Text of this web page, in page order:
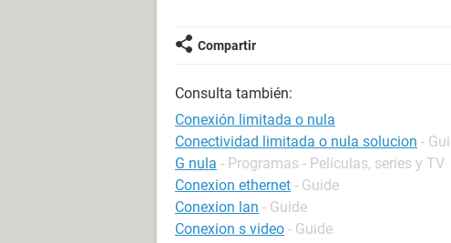
Compartir
Consulta también:
Conexión limitada o nula
Conectividad limitada o nula solucion -
G nula - Programas - Películas, series y TV
Conexion ethernet - Guide
Conexion lan - Guide
Conexion s video - Guide